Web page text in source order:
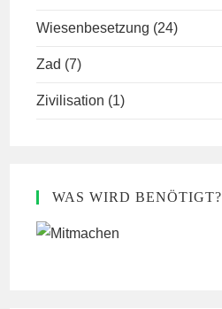
Wiesenbesetzung (24)
Zad (7)
Zivilisation (1)
WAS WIRD BENÖTIGT?